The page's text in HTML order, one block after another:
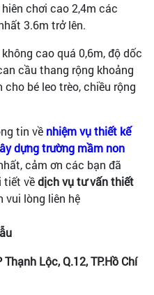
chơi cao 2,4m các
3.6m trở lên.
cao quá 0,6m, độ dốc
cầu thang rộng khoảng
bé leo trèo, chiều rộng
tin về nhiệm vụ thiết kế
dựng trường mầm non
cảm ơn các bạn đã
tiết vềdịch vụ tư vấn thiết
vui lòng liên hệ
Lộc, Q.12, TP.Hồ Chí